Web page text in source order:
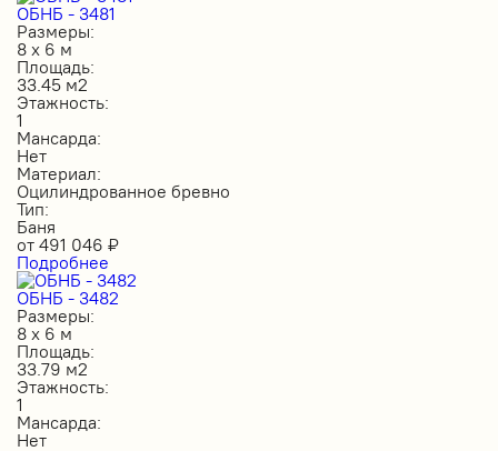
ОБНБ - 3481
Размеры:
8 х 6 м
Площадь:
33.45 м2
Этажность:
1
Мансарда:
Нет
Материал:
Оцилиндрованное бревно
Тип:
Баня
от 491 046 ₽
Подробнее
ОБНБ - 3482
Размеры:
8 х 6 м
Площадь:
33.79 м2
Этажность:
1
Мансарда:
Нет